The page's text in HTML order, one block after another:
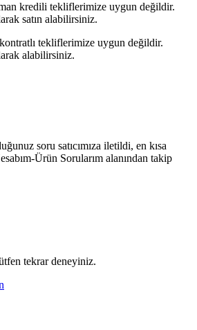
kredili tekliflerimize uygun değildir.
satın alabilirsiniz.
tekliflerimize uygun değildir.
alabilirsiniz.
soru satıcımıza iletildi, en kısa
Ürün Sorularım alanından takip
tekrar deneyiniz.